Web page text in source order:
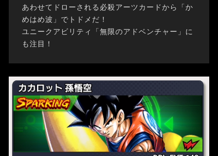
あわせてドローされる必殺アーツカードから「か
めはめ波」でトドメだ！
ユニークアビリティ「無限のアドベンチャー」に
も注目！